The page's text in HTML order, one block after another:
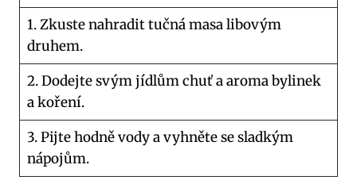
1. Zkuste nahradit tučná masa libovým
druhem.
2. Dodejte svým jídlům chuť a aroma bylinek
a koření.
3. Pijte hodně vody a vyhněte se sladkým
nápojům.